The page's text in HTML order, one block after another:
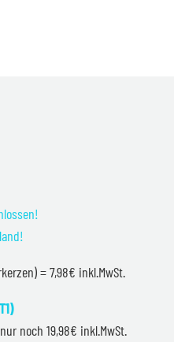
= 7,98€ inkl.MwSt.
noch 19,98€ inkl.MwSt.